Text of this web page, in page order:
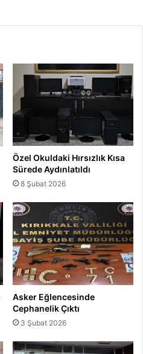
Özel Okuldaki Hırsızlık Kısa
Sürede Aydınlatıldı
8 Şubat 2026
Asker Eğlencesinde
Cephanelik Çıktı
3 Şubat 2026